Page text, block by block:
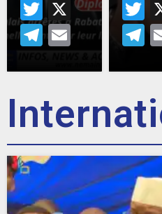
Twitter
X
Telegram
Email